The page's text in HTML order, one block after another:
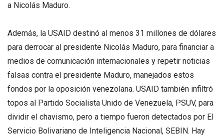
a Nicolás Maduro.
Además, la USAID destinó al menos 31 millones de dólares
para derrocar al presidente Nicolás Maduro, para financiar a
medios de comunicación internacionales y repetir noticias
falsas contra el presidente Maduro, manejados estos
fondos por la oposición venezolana. USAID también infiltró
topos al Partido Socialista Unido de Venezuela, PSUV, para
dividir el chavismo, pero a tiempo fueron detectados por El
Servicio Bolivariano de Inteligencia Nacional, SEBIN. Hay